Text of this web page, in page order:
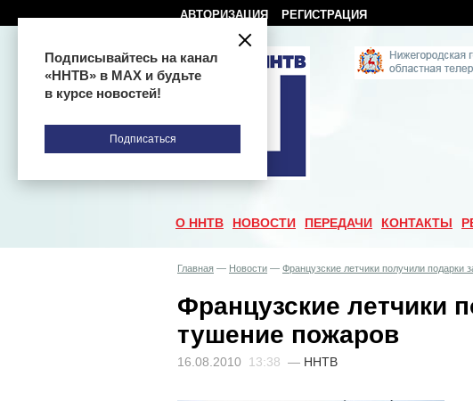
АВТОРИЗАЦИЯ РЕГИСТРАЦИЯ
О ННТВ НОВОСТИ ПЕРЕДАЧИ КОНТАКТЫ
Главная — Новости — Французские летчики получили подарки
Французские летчики
тушение пожаров
16.08.2010 13:38 — ННТВ
Подписывайтесь на канал
«ННТВ» в МАХ и будьте
в курсе новостей!
Подписаться